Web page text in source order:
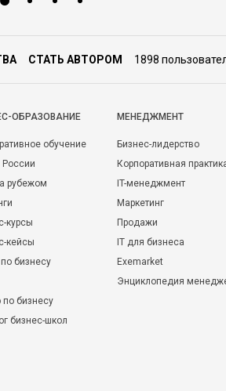
СТАТЬ АВТОРОМ 1898
ОБРАЗОВАНИЕ
обучение
России
рубежом
курсы
кейсы
бизнесу
по бизнесу
бизнес-школ
МЕНЕДЖМЕНТ
Бизнес-лидерство
Корпоративная
IT-менеджмент
Маркетинг
Продажи
IT для бизнеса
Exemarket
Энциклопедия